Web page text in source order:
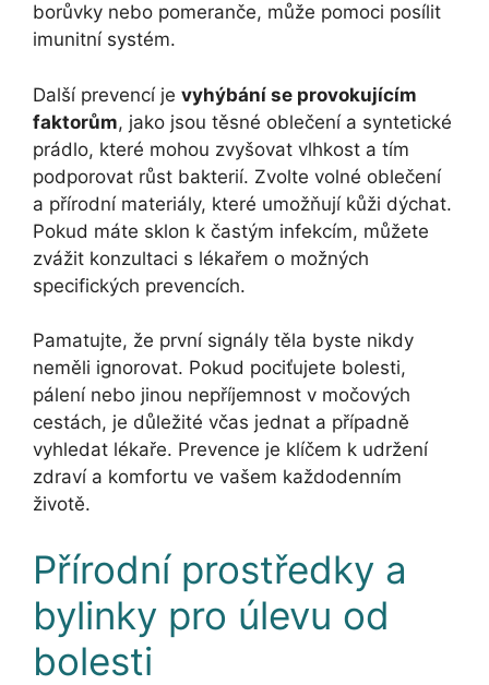
borůvky nebo pomeranče, může pomoci posílit
imunitní systém.
Další prevencí je vyhýbání se provokujícím
faktorům, jako jsou těsné oblečení a syntetické
prádlo, které mohou zvyšovat vlhkost a tím
podporovat růst bakterií. Zvolte volné oblečení
a přírodní materiály, které umožňují kůži dýchat.
Pokud máte sklon k častým infekcím, můžete
zvážit konzultaci s lékařem o možných
specifických prevencích.
Pamatujte, že první signály těla byste nikdy
neměli ignorovat. Pokud pociťujete bolesti,
pálení nebo jinou nepříjemnost v močových
cestách, je důležité včas jednat a případně
vyhledat lékaře. Prevence je klíčem k udržení
zdraví a komfortu ve vašem každodenním
životě.
Přírodní prostředky a
bylinky pro úlevu od
bolesti